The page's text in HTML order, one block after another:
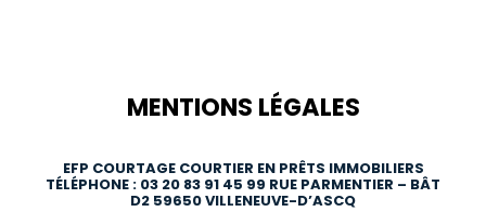
MENTIONS LÉGALES
EFP COURTAGE COURTIER EN PRÊTS IMMOBILIERS
TÉLÉPHONE : 03 20 83 91 45 99 RUE PARMENTIER – BÂT
D2 59650 VILLENEUVE-D’ASCQ